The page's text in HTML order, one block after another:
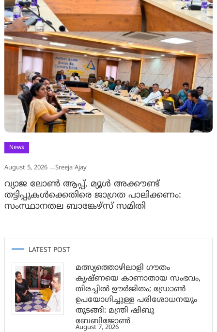
News
August 5, 2026 Sreeja Ajay
വ്യാജ ലോൺ ആപ്പ്, മ്യൂൾ അക്കൗണ്ട്
തട്ടിപ്പുകൾക്കെതിരെ ജാ​ഗ്രത പാലിക്കണം:
സംസ്ഥാനതല ബാങ്കേഴ്സ് സമിതി
LATEST POST
മത്സ്യത്തൊഴിലാളി ഗൗതം
കൃഷ്ണയെ കാണാതായ സംഭവം,
തിരച്ചിൽ ഊർജിതം; ഡ്രോണ്‍
ഉപയോഗിച്ചുള്ള പരിശോധനയും
തുടങ്ങി: മന്ത്രി ഷിബു
ബേബിജോണ്‍
August 7, 2026